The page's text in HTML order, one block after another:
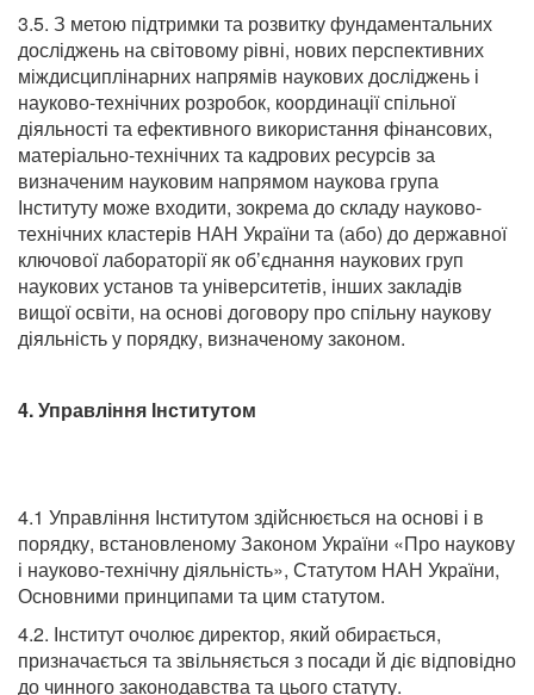
3.5. З метою підтримки та розвитку фундаментальних
досліджень на світовому рівні, нових перспективних
міждисциплінарних напрямів наукових досліджень і
науково-технічних розробок, координації спільної
діяльності та ефективного використання фінансових,
матеріально-технічних та кадрових ресурсів за
визначеним науковим напрямом наукова група
Інституту може входити, зокрема до складу науково-
технічних кластерів НАН України та (або) до державної
ключової лабораторії як об’єднання наукових груп
наукових установ та університетів, інших закладів
вищої освіти, на основі договору про спільну наукову
діяльність у порядку, визначеному законом.
4. Управління Інститутом
4.1 Управління Інститутом здійснюється на основі і в
порядку, встановленому Законом України «Про наукову
і науково-технічну діяльність», Статутом НАН України,
Основними принципами та цим статутом.
4.2. Інститут очолює директор, який обирається,
призначається та звільняється з посади й діє відповідно
до чинного законодавства та цього статуту.